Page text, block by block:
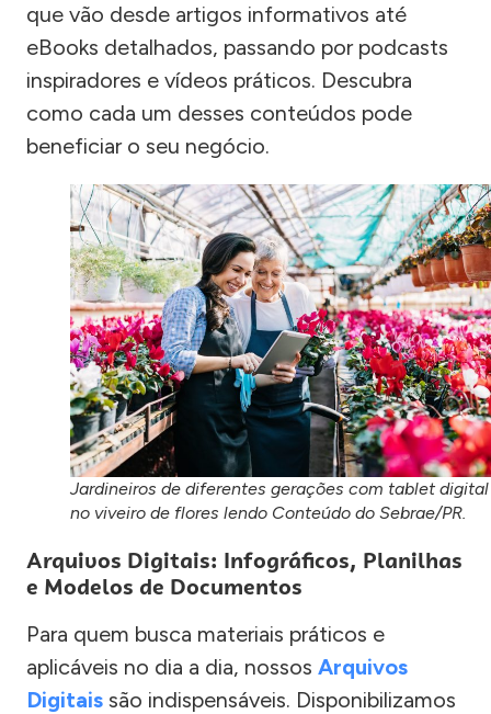
que vão desde artigos informativos até
eBooks detalhados, passando por podcasts
inspiradores e vídeos práticos. Descubra
como cada um desses conteúdos pode
beneficiar o seu negócio.
Jardineiros de diferentes gerações com tablet digital
no viveiro de flores lendo Conteúdo do Sebrae/PR.
Arquivos Digitais: Infográficos, Planilhas
e Modelos de Documentos
Para quem busca materiais práticos e
aplicáveis no dia a dia, nossos Arquivos
Digitais são indispensáveis. Disponibilizamos